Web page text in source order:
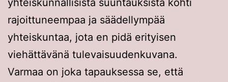
yhteiskunnallisista suuntauksista kohti
rajoittuneempaa ja säädellympää
yhteiskuntaa, jota en pidä erityisen
viehättävänä tulevaisuudenkuvana.
Varmaa on joka tapauksessa se, että